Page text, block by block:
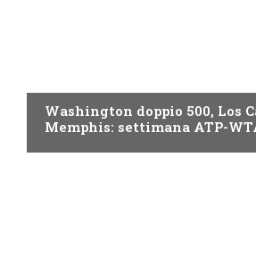
Washington doppio 500, Los
Memphis: settimana ATP-